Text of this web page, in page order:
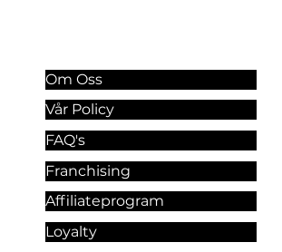
Om Oss
Vår Policy
FAQ's
Franchising
Affiliateprogram
Loyalty